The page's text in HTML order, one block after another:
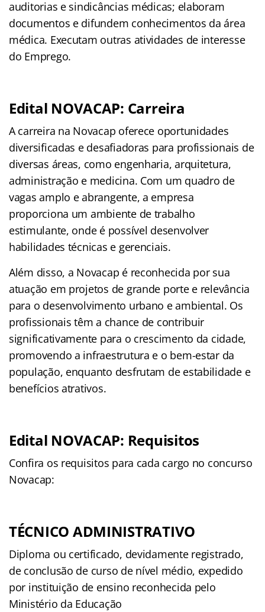
auditorias e sindicâncias médicas; elaboram
documentos e difundem conhecimentos da área
médica. Executam outras atividades de interesse
do Emprego.
Edital NOVACAP: Carreira
A carreira na Novacap oferece oportunidades
diversificadas e desafiadoras para profissionais de
diversas áreas, como engenharia, arquitetura,
administração e medicina. Com um quadro de
vagas amplo e abrangente, a empresa
proporciona um ambiente de trabalho
estimulante, onde é possível desenvolver
habilidades técnicas e gerenciais.
Além disso, a Novacap é reconhecida por sua
atuação em projetos de grande porte e relevância
para o desenvolvimento urbano e ambiental. Os
profissionais têm a chance de contribuir
significativamente para o crescimento da cidade,
promovendo a infraestrutura e o bem-estar da
população, enquanto desfrutam de estabilidade e
benefícios atrativos.
Edital NOVACAP: Requisitos
Confira os requisitos para cada cargo no concurso
Novacap:
TÉCNICO ADMINISTRATIVO
Diploma ou certificado, devidamente registrado,
de conclusão de curso de nível médio, expedido
por instituição de ensino reconhecida pelo
Ministério da Educação